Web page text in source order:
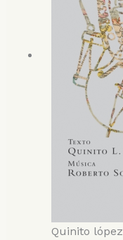
Quinito lópez